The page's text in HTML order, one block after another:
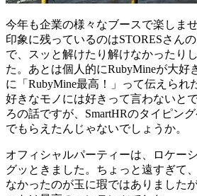
今年も企業の様々なブースで楽しま
印象に残っているのはSTORESさん
で、スッと解けたり解けなかったり
た。あとは個人的にRubyMineが大好
に「RubyMine最高！」って伝えられ
好きなモノには好きって言わないと
ろの話ですが、SmartHRのタイピン
でもらえたんじゃないでしょうか。
オフィシャルパーティーは、ロケー
グッときました。ちょっと遠すぎて
なかったのが玉に瑕ではありました